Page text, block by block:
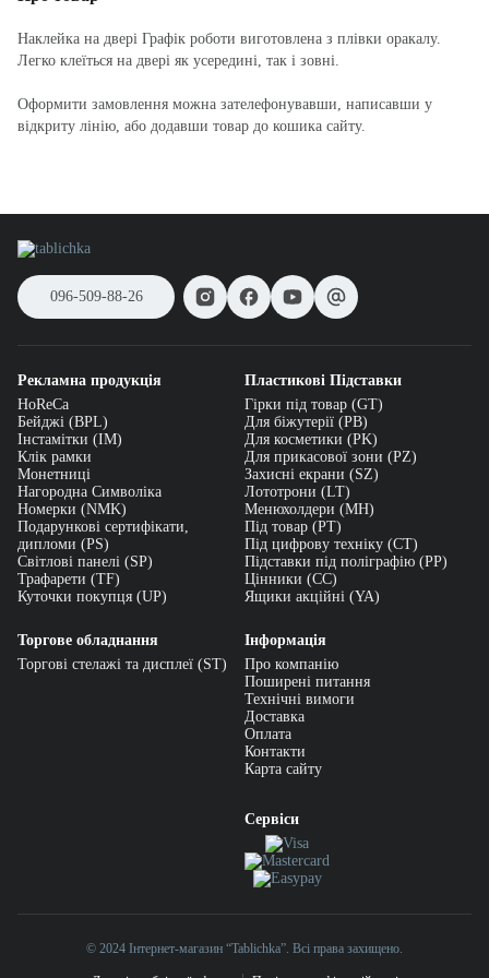
Наклейка на двері Графік роботи виготовлена з плівки оракалу.
Легко клеїться на двері як усередині, так і зовні.
Оформити замовлення можна зателефонувавши, написавши у
відкриту лінію, або додавши товар до кошика сайту.
096-509-88-26
Рекламна продукція
HoReCa
Бейджі (BPL)
Інстамітки (IM)
Клік рамки
Монетниці
Нагородна Символіка
Номерки (NMK)
Подарункові сертифікати,
дипломи (PS)
Світлові панелі (SP)
Трафарети (TF)
Куточки покупця (UP)
Пластикові Підставки
Гірки під товар (GT)
Для біжутерії (PB)
Для косметики (PK)
Для прикасової зони (PZ)
Захисні екрани (SZ)
Лототрони (LT)
Менюхолдери (MH)
Під товар (PT)
Під цифрову техніку (CT)
Підставки під поліграфію (PP)
Цінники (СС)
Ящики акційні (YA)
Торгове обладнання
Торгові стелажі та дисплеї (ST)
Інформація
Про компанію
Поширені питання
Технічні вимоги
Доставка
Оплата
Контакти
Карта сайту
Сервіси
© 2024 Інтернет-магазин “Tablichka”. Всі права захищено.